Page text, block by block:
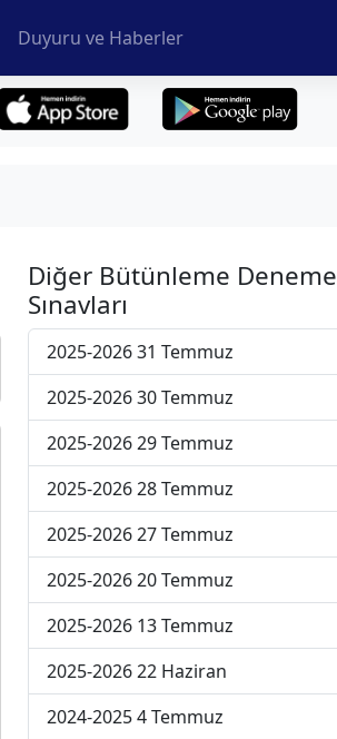
Duyuru ve Haberler
Diğer Bütünleme Deneme
Sınavları
2025-2026 31 Temmuz
2025-2026 30 Temmuz
2025-2026 29 Temmuz
2025-2026 28 Temmuz
2025-2026 27 Temmuz
2025-2026 20 Temmuz
2025-2026 13 Temmuz
2025-2026 22 Haziran
2024-2025 4 Temmuz